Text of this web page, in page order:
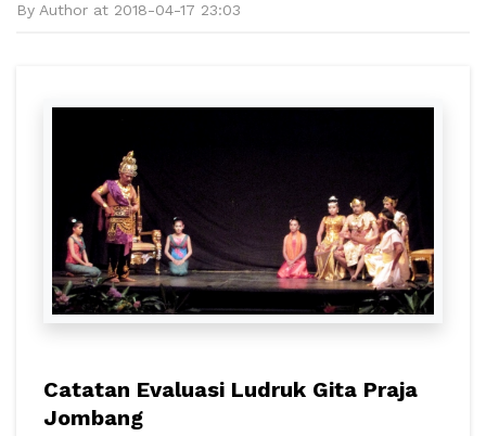
By Author at 2018-04-17 23:03
Catatan Evaluasi Ludruk Gita Praja
Jombang